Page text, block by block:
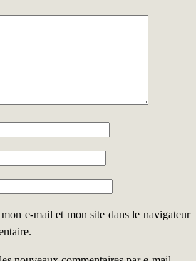
e-mail et mon site dans le navigateur